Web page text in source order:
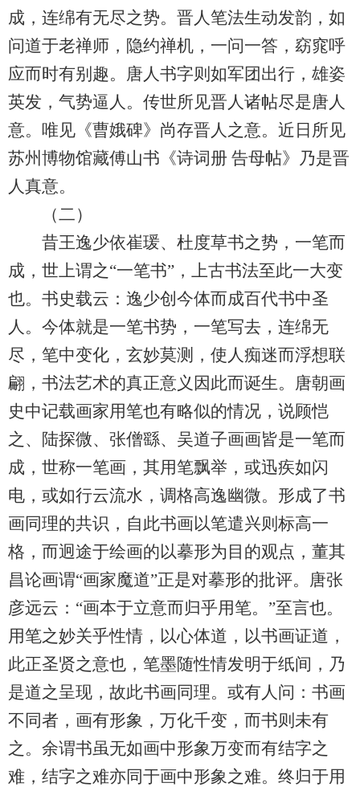
成，连绵有无尽之势。晋人笔法生动发韵，如
问道于老禅师，隐约禅机，一问一答，窈窕呼
应而时有别趣。唐人书字则如军团出行，雄姿
英发，气势逼人。传世所见晋人诸帖尽是唐人
意。唯见《曹娥碑》尚存晋人之意。近日所见
苏州博物馆藏傅山书《诗词册 告母帖》乃是晋
人真意。
（二）
昔王逸少依崔瑗、杜度草书之势，一笔而
成，世上谓之“一笔书”，上古书法至此一大变
也。书史载云：逸少创今体而成百代书中圣
人。今体就是一笔书势，一笔写去，连绵无
尽，笔中变化，玄妙莫测，使人痴迷而浮想联
翩，书法艺术的真正意义因此而诞生。唐朝画
史中记载画家用笔也有略似的情况，说顾恺
之、陆探微、张僧繇、吴道子画画皆是一笔而
成，世称一笔画，其用笔飘举，或迅疾如闪
电，或如行云流水，调格高逸幽微。形成了书
画同理的共识，自此书画以笔遣兴则标高一
格，而迥途于绘画的以摹形为目的观点，董其
昌论画谓“画家魔道”正是对摹形的批评。唐张
彦远云：“画本于立意而归乎用笔。”至言也。
用笔之妙关乎性情，以心体道，以书画证道，
此正圣贤之意也，笔墨随性情发明于纸间，乃
是道之呈现，故此书画同理。或有人问：书画
不同者，画有形象，万化千变，而书则未有
之。余谓书虽无如画中形象万变而有结字之
难，结字之难亦同于画中形象之难。终归于用